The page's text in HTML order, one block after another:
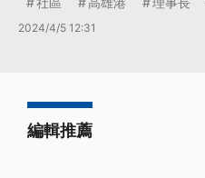
2024/4/5 12:31
編輯推薦